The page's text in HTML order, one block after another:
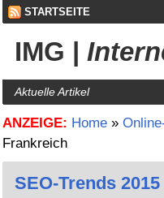
STARTSEITE
IMG |
Aktuelle Artikel
ANZEIGE: Home»
Frankreich
SEO-Trends